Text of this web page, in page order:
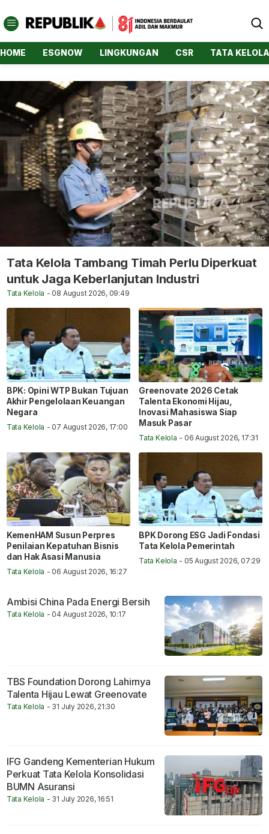
HOME ESGNOW LINGKUNGAN CSR TATA KELOLA
Tata Kelola Tambang Timah Perlu Diperkuat
untuk Jaga Keberlanjutan Industri
Tata Kelola - 08 August 2026, 09:49
BPK: Opini WTP Bukan Tujuan
Akhir Pengelolaan Keuangan
Negara
Tata Kelola - 07 August 2026, 17:00
Greenovate 2026 Cetak
Talenta Ekonomi Hijau,
Inovasi Mahasiswa Siap
Masuk Pasar
Tata Kelola - 06 August 2026, 17:31
KemenHAM Susun Perpres
Penilaian Kepatuhan Bisnis
dan Hak Asasi Manusia
Tata Kelola - 06 August 2026, 16:27
BPK Dorong ESG Jadi Fondasi
Tata Kelola Pemerintah
Tata Kelola - 05 August 2026, 07:29
Ambisi China Pada Energi Bersih
Tata Kelola - 04 August 2026, 10:17
TBS Foundation Dorong Lahirnya
Talenta Hijau Lewat Greenovate
Tata Kelola - 31 July 2026, 21:30
IFG Gandeng Kementerian Hukum
Perkuat Tata Kelola Konsolidasi
BUMN Asuransi
Tata Kelola - 31 July 2026, 16:51